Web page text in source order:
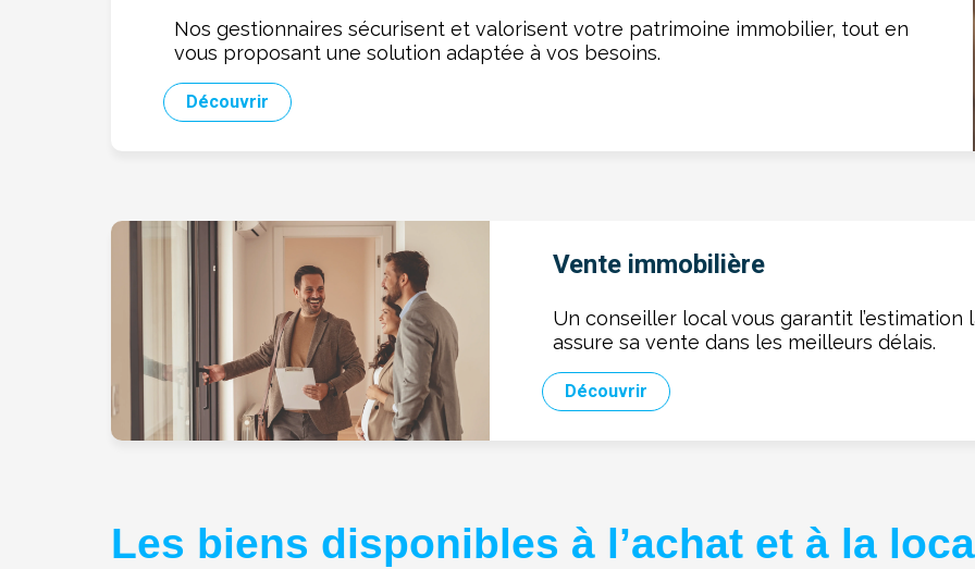
Nos gestionnaires sécurisent et valorisent votre patrimoine immobilier, tout en
vous proposant une solution adaptée à vos besoins.
Découvrir
Vente immobilière
Un conseiller local vous garantit
assure sa vente dans les meilleurs délais.
Découvrir
Les biens disponibles à l’achat et à la